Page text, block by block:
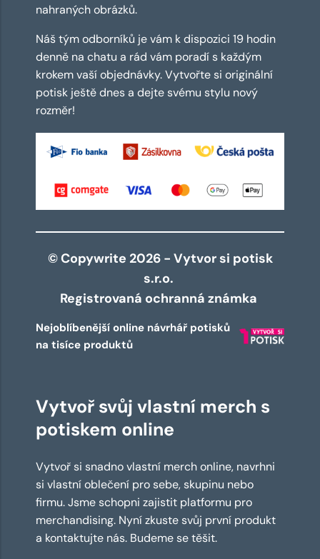
nahraných obrázků.
Náš tým odborníků je vám k dispozici 19 hodin
denně na chatu a rád vám poradí s každým
krokem vaší objednávky. Vytvořte si originální
potisk ještě dnes a dejte svému stylu nový
rozměr!
© Copywrite 2026 - Vytvor si potisk
s.r.o.
Registrovaná ochranná známka
Nejoblíbenější online návrhář potisků
na tisíce produktů
Vytvoř svůj vlastní merch s
potiskem online
Vytvoř si snadno vlastní merch online, navrhni
si vlastní oblečení pro sebe, skupinu nebo
firmu. Jsme schopni zajistit platformu pro
merchandising. Nyní zkuste svůj první produkt
a kontaktujte nás. Budeme se těšit.